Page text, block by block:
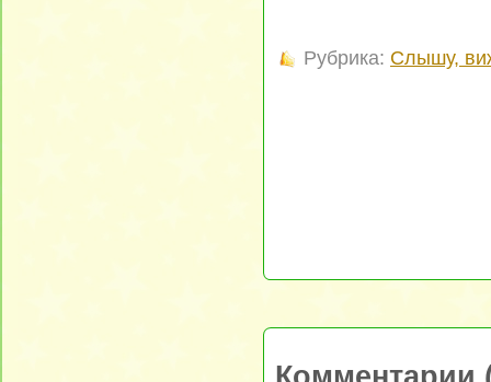
Рубрика: Слышу,